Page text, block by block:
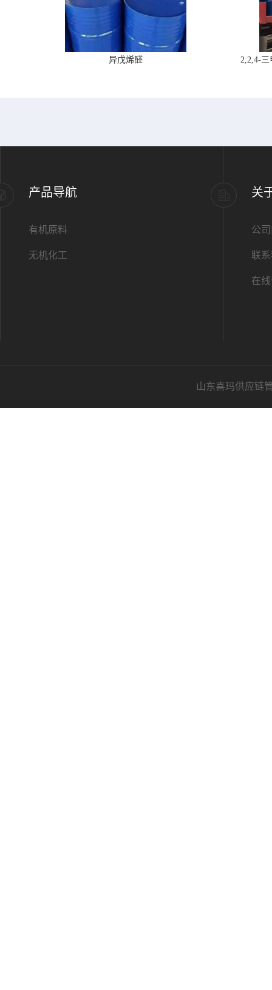
异戊烯醛 2,2,4-
产品导航
有机原料
无机化工
关
公
联
在
山东喜玛供应链